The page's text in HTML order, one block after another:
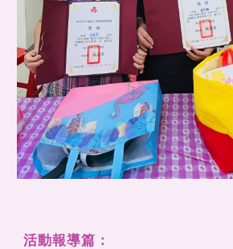
活動報導篇：